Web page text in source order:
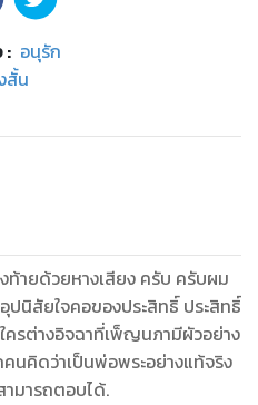
: อนุรัก
สั้น
ครต่างอิจฉาที่เพ็ญนภามีผัวอย่าง
นคิดว่าเป็นพ่อพระอย่างแท้จริง
สามารถตอบได้.